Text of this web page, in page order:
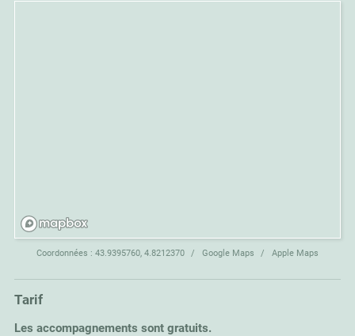
Coordonnées : 43.9395760, 4.8212370 Google Maps Apple Maps
Tarif
Les accompagnements sont gratuits.